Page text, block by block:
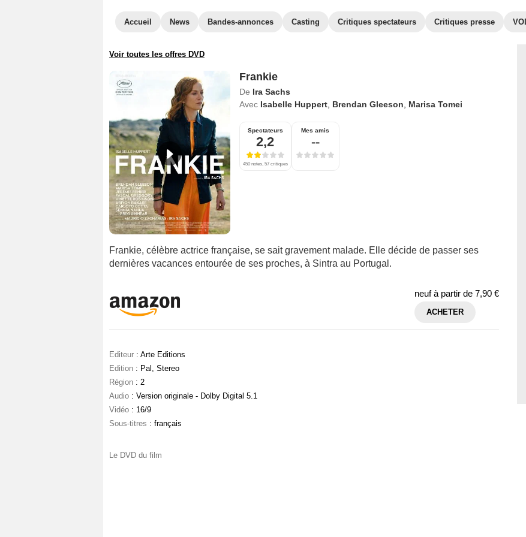
Accueil News Bandes-annonces Casting Critiques spectateurs Critiques presse
Voir toutes les offres DVD
Frankie
De Ira Sachs
Avec Isabelle Huppert, Brendan Gleeson Marisa Tomei
Spectateurs
2,2
450 notes, 57 critiques
Mes amis
--
Frankie, célèbre actrice française, se sait gravement malade. Elle décide de passer ses
dernières vacances entourée de ses proches, à Sintra au Portugal.
neuf à partir de 7,90 €
ACHETER
Editeur : Arte Editions
Edition : Pal, Stereo
Région : 2
Audio : Version originale - Dolby Digital 5.1
Vidéo : 16/9
Sous-titres : français
Le DVD du film